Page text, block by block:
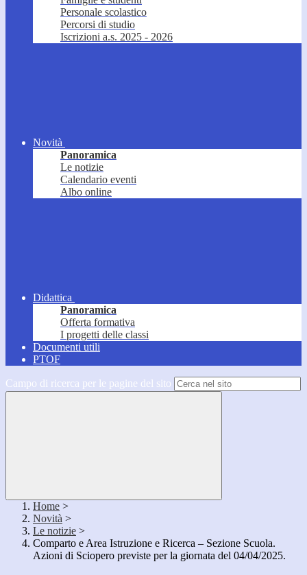
Personale scolastico
Percorsi di studio
Iscrizioni a.s. 2025 - 2026
Novità
Panoramica
Le notizie
Calendario eventi
Albo online
Didattica
Panoramica
Offerta formativa
I progetti delle classi
Documenti utili
PTOF
Campo di ricerca per le pagine del sito
Home >
Novità >
Le notizie >
Comparto e Area Istruzione e Ricerca – Sezione Scuola.
Azioni di Sciopero previste per la giornata del 04/04/2025.